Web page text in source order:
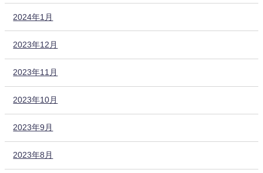
2024年1月
2023年12月
2023年11月
2023年10月
2023年9月
2023年8月